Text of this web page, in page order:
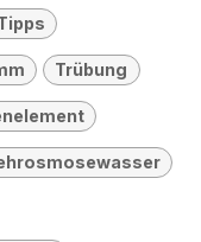
Trübung